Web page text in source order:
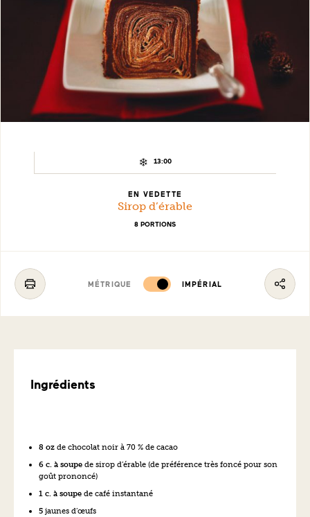
TEMPS
REFROIDISSEMENT :
13:00
EN VEDETTE
Sirop d’érable
8 PORTIONS
MÉTRIQUE IMPÉRIAL
Ingrédients
8 oz de chocolat noir à 70 % de cacao
6 c. à soupe de sirop d’érable (de préférence très foncé pour son
goût prononcé)
1 c. à soupe de café instantané
5 jaunes d’œufs